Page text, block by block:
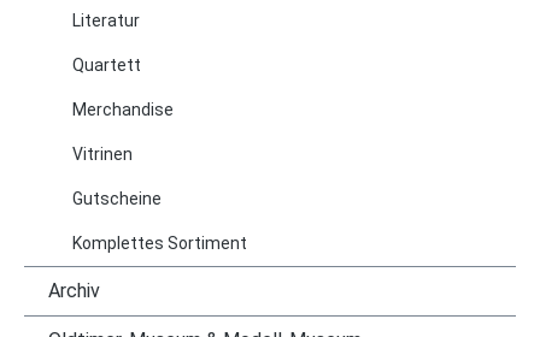
Literatur
Quartett
Merchandise
Vitrinen
Gutscheine
Komplettes Sortiment
Archiv